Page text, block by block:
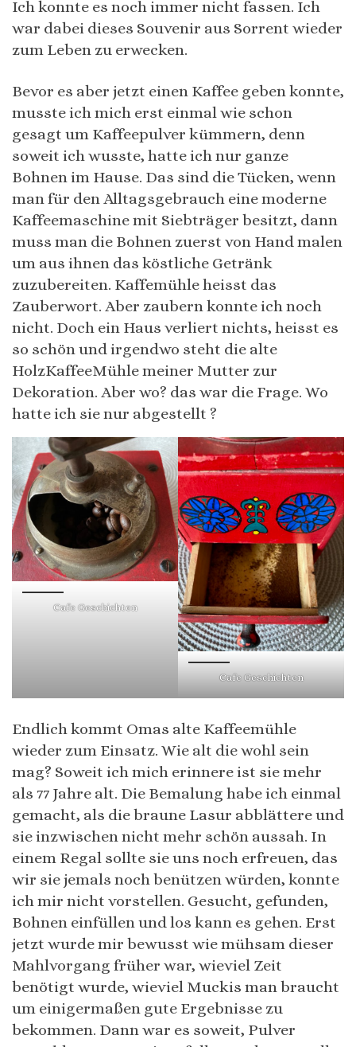
Ich konnte es noch immer nicht fassen. Ich
war dabei dieses Souvenir aus Sorrent wieder
zum Leben zu erwecken.
Bevor es aber jetzt einen Kaffee geben konnte,
musste ich mich erst einmal wie schon
gesagt um Kaffeepulver kümmern, denn
soweit ich wusste, hatte ich nur ganze
Bohnen im Hause. Das sind die Tücken, wenn
man für den Alltagsgebrauch eine moderne
Kaffeemaschine mit Siebträger besitzt, dann
muss man die Bohnen zuerst von Hand malen
um aus ihnen das köstliche Getränk
zuzubereiten. Kaffemühle heisst das
Zauberwort. Aber zaubern konnte ich noch
nicht. Doch ein Haus verliert nichts, heisst es
so schön und irgendwo steht die alte
HolzKaffeeMühle meiner Mutter zur
Dekoration. Aber wo? das war die Frage. Wo
hatte ich sie nur abgestellt ?
Cafe Geschichten
Cafe Geschichten
Endlich kommt Omas alte Kaffeemühle
wieder zum Einsatz. Wie alt die wohl sein
mag? Soweit ich mich erinnere ist sie mehr
als 77 Jahre alt. Die Bemalung habe ich einmal
gemacht, als die braune Lasur abblättere und
sie inzwischen nicht mehr schön aussah. In
einem Regal sollte sie uns noch erfreuen, das
wir sie jemals noch benützen würden, konnte
ich mir nicht vorstellen. Gesucht, gefunden,
Bohnen einfüllen und los kann es gehen. Erst
jetzt wurde mir bewusst wie mühsam dieser
Mahlvorgang früher war, wieviel Zeit
benötigt wurde, wieviel Muckis man braucht
um einigermaßen gute Ergebnisse zu
bekommen. Dann war es soweit, Pulver